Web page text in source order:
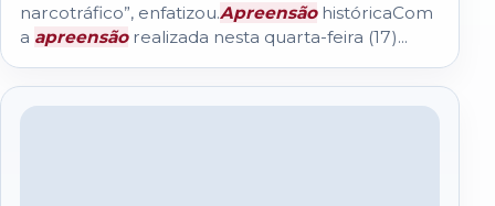
narcotráfico”, enfatizou.ApreensãohistóricaCom
a apreensãorealizada nesta quarta-feira (17)...